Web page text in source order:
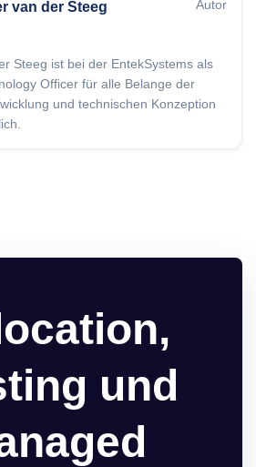
van der Steeg
Autor
Steeg ist bei der EntekSystems als
Officer für alle Belange der
und technischen Konzeption
und